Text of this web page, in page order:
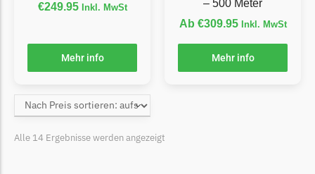
Begrenzungsdraht
NAC Messer
Orbex
Begrenzungsdraht
€249.95 Inkl. MwSt
Mehr info
– 500 Meter
Ab €309.95 Inkl. MwSt
Mehr info
Alle 14 Ergebnisse werden angezeigt